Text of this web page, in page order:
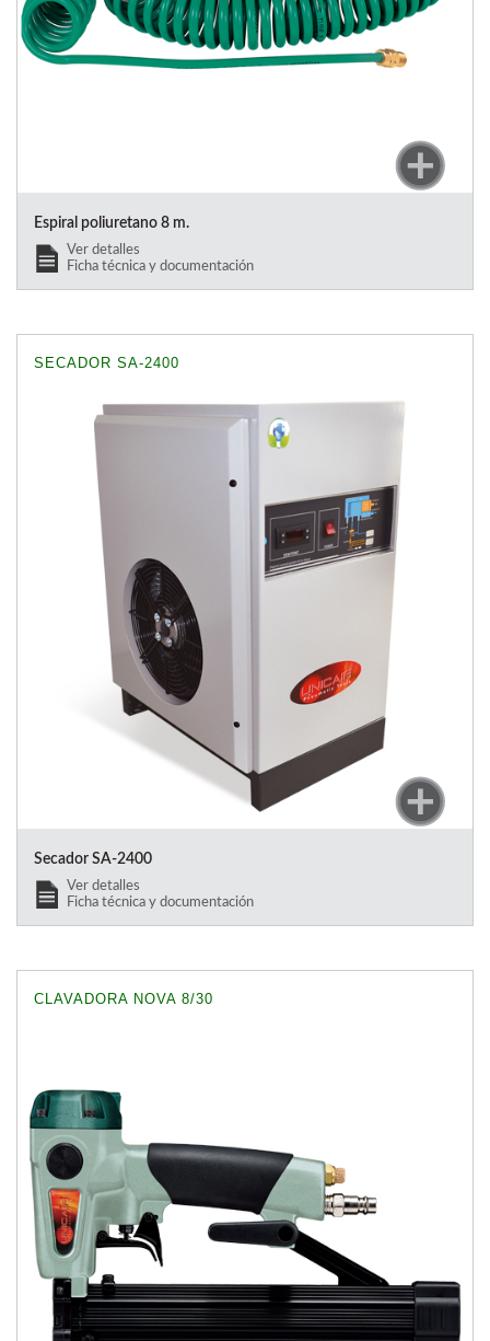
Espiral poliuretano 8 m.
Ver detalles
Ficha técnica y documentación
SECADOR SA-2400
Secador SA-2400
Ver detalles
Ficha técnica y documentación
CLAVADORA NOVA 8/30